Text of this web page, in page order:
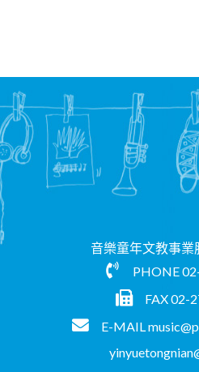
音樂童年文教事業
PHONE
FAX 02-
E-MAIL